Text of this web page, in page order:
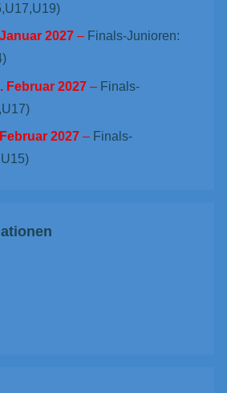
2027 – Finals-Junioren:
Februar 2027 – Finals-
2027 – Finals-